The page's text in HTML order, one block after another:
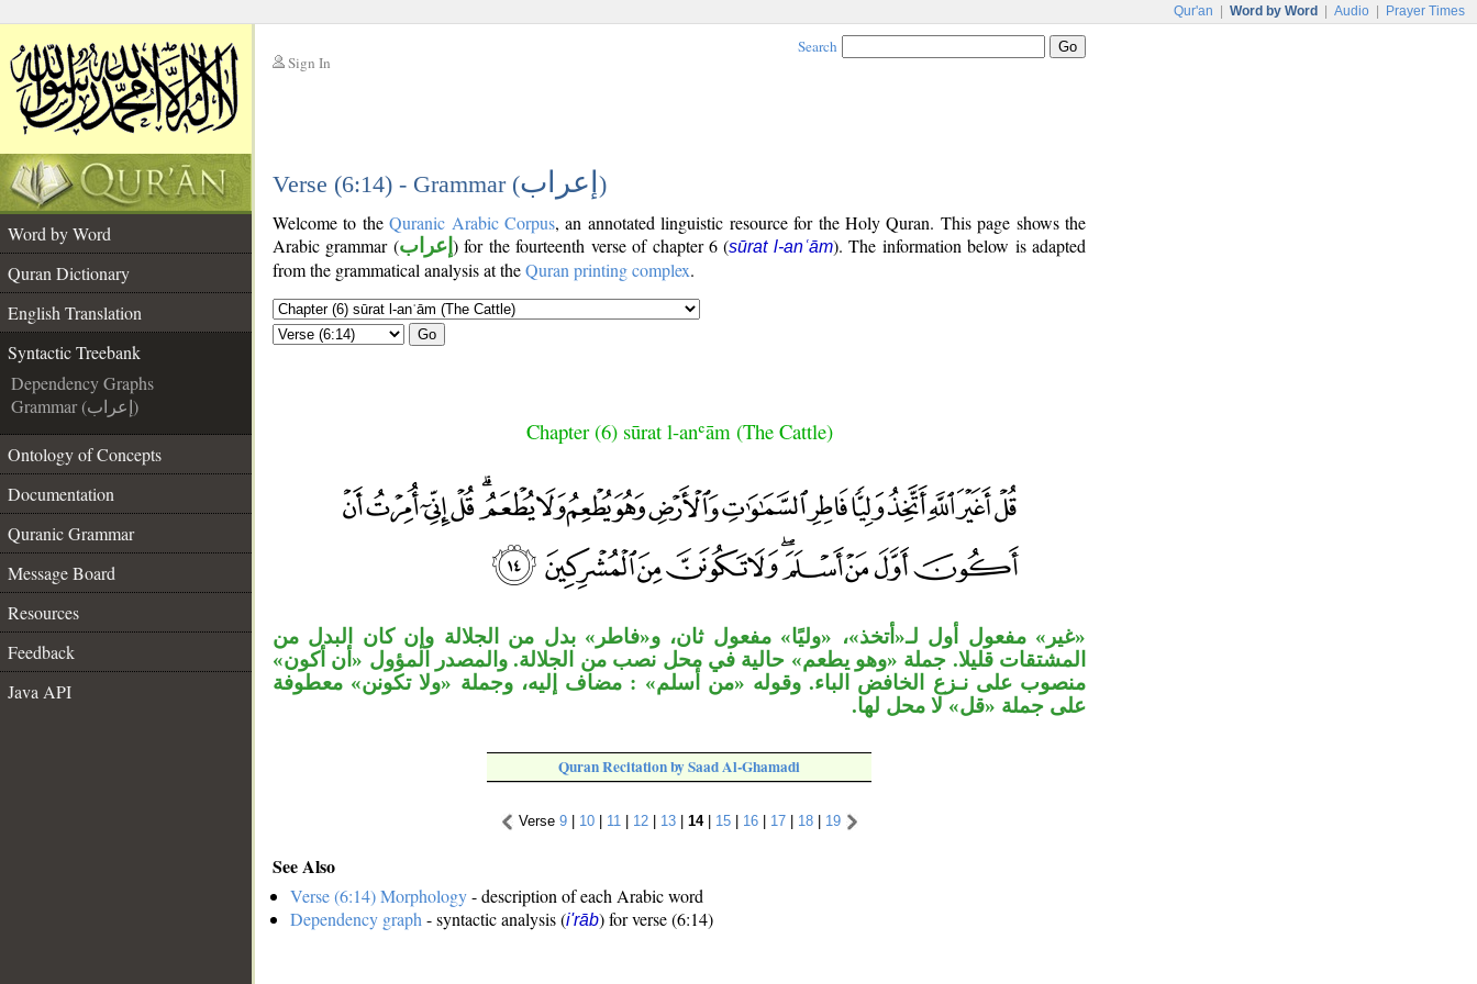
Qur'an Word by Word Audio Prayer Times
Sign In
Search
Verse (6:14) - Grammar (إعراب )
Word by Word
Quran Dictionary
English Translation
Syntactic Treebank
Dependency Graphs
Grammar (إعراب)
Ontology of Concepts
Documentation
Quranic Grammar
Message Board
Resources
Feedback
Java API
Welcome to theQuranic Arabic Corpus, an annotated linguistic resource for the Holy Quran. This page shows the
Arabic grammar (إعراب ) for the fourteenth verse of chapter 6 (sūrat l-anʿām). The information below is adapted
from the grammatical analysis at theQuran printing complex.
Go
Chapter (6) sūrat l-anʿām (The Cattle)
«غير» مفعول أول لـ«أتخذ»، «وليًا» مفعول ثان، و«فاطر» بدل من الجلالة وإن كان البدل من
المشتقات قليلا. جملة «وهو يطعم» حالية في محل نصب من الجلالة. والمصدر المؤول «أن أكون»
منصوب على نـزع الخافض الباء. وقوله «من أسلم» : مضاف إليه، وجملة «ولا تكونن» معطوفة
على جملة «قل» لا محل لها.
Quran Recitation by Saad Al-Ghamadi
Verse 9| 10| 11 12| 13| 14| 15| 16| 17| 18| 19
See Also
Verse (6:14) Morphology- description of each Arabic word
Dependency graph- syntactic analysis (i'rāb) for verse (6:14)